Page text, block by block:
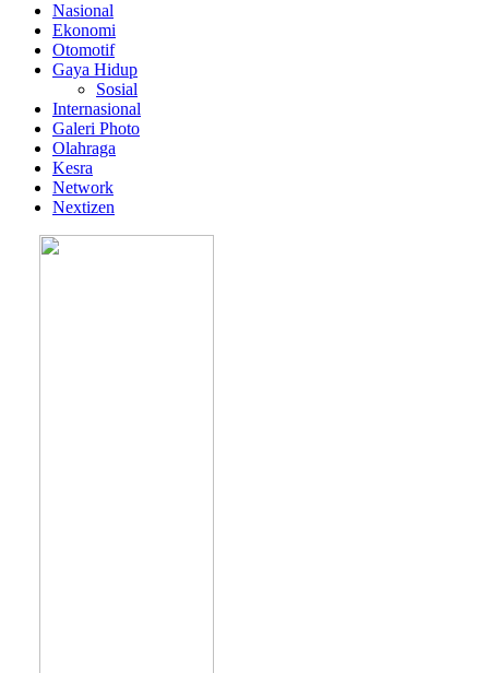
Nasional
Ekonomi
Otomotif
Gaya Hidup
Sosial
Internasional
Galeri Photo
Olahraga
Kesra
Network
Nextizen